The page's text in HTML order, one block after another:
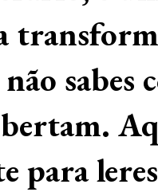
para